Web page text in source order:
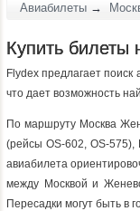
Авиабилеты →
Купить
Flydex предлагает
что дает возможность
По маршруту Москва
(рейсы OS-602, OS-
авиабилета
между Москвой и
Пересадки могут быть